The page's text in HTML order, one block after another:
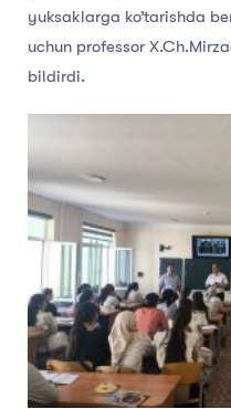
yuksaklarga ko’tarishda
uchun professor
bildirdi.